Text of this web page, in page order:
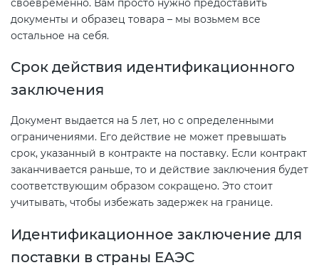
своевременно. Вам просто нужно предоставить
документы и образец товара – мы возьмем все
остальное на себя.
Срок действия идентификационного
заключения
Документ выдается на 5 лет, но с определенными
ограничениями. Его действие не может превышать
срок, указанный в контракте на поставку. Если контракт
заканчивается раньше, то и действие заключения будет
соответствующим образом сокращено. Это стоит
учитывать, чтобы избежать задержек на границе.
Идентификационное заключение для
поставки в страны ЕАЭС